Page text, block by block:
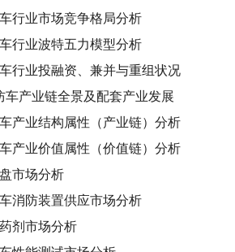
行业市场竞争格局分析
行业波特五力模型分析
行业投融资、兼并与重组状况
车产业链全景及配套产业发展
产业结构属性（产业链）分析
产业价值属性（价值链）分析
市场分析
消防装置供应市场分析
剂市场分析